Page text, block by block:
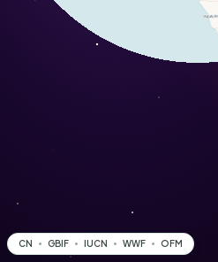
CN GBIF IUCN WWF OFM